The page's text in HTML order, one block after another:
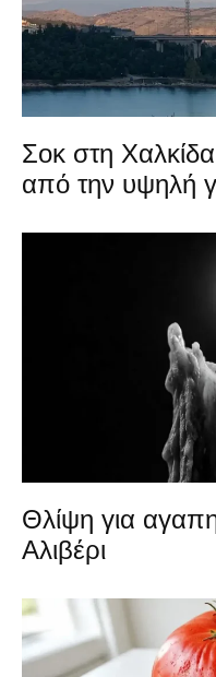
Σοκ στη
από την υψηλή
Θλίψη για
Αλιβέρι